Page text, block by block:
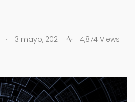
. 3 mayo, 2021
4,874 Views